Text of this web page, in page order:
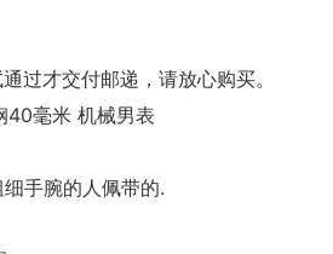
过才交付邮递，请放心购买。
40毫米 机械男表
手腕的人佩带的.